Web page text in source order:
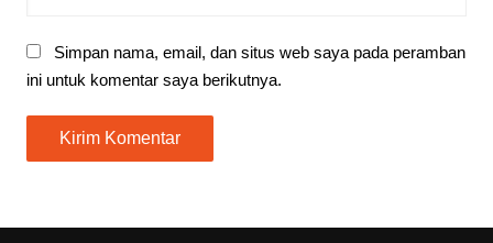
Simpan nama, email, dan situs web saya pada peramban
ini untuk komentar saya berikutnya.